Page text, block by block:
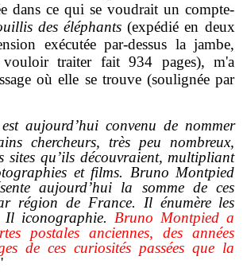
dans ce qui se voudrait un compte-
des éléphants (expédié en deux
exécutée par-dessus la jambe,
traiter fait 934 pages), m'a
où elle se trouve (soulignée par
aujourd’hui convenu de nommer
chercheurs, très peu nombreux,
sites qu’ils découvraient, multipliant
et films. Bruno Montpied
aujourd’hui la somme de ces
région de France. Il énumère les
Il iconographie. Bruno Montpied a
postales anciennes, des années
de ces curiosités passées que la